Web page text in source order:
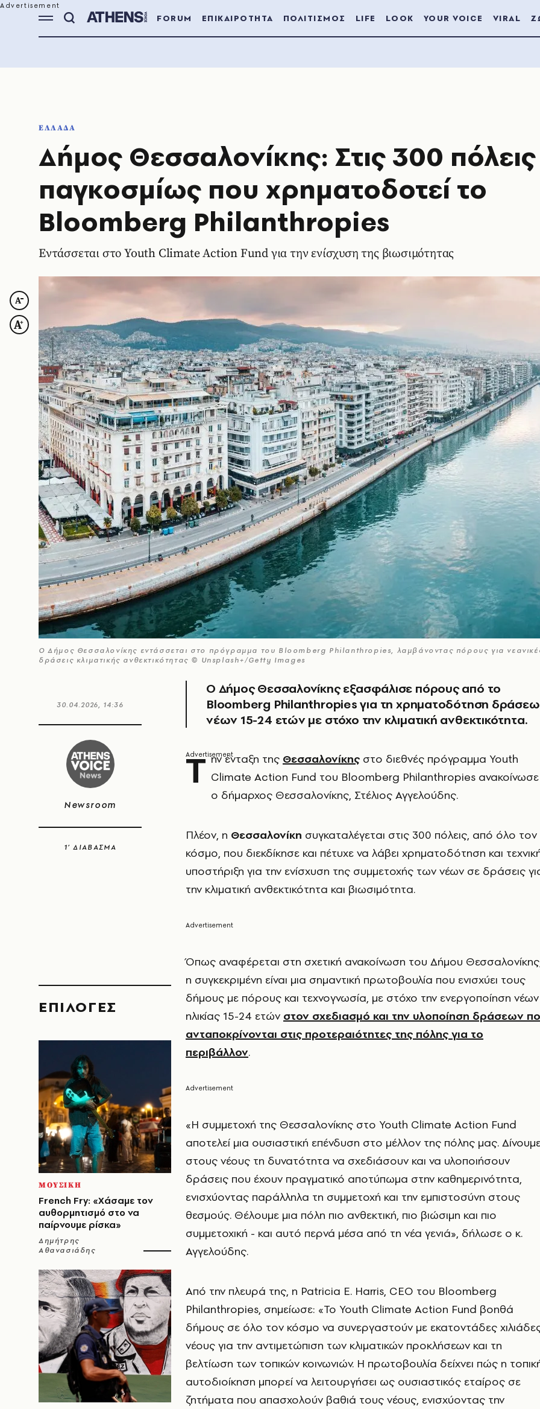
FORUM ΕΠΙΚΑΙΡΟΤΗΤΑ ΠΟΛΙΤΙΣΜΟΣ LIFE LOOK YOUR VOICE VIRAL
ΕΛΛΑΔΑ
Δήμος Θεσσαλονίκης: Στις 300 πόλεις
παγκοσμίως που χρηματοδοτεί το
Bloomberg Philanthropies
Εντάσσεται στο Youth Climate Action Fund για την ενίσχυση της βιωσιμότητας
Ο Δήμος Θεσσαλονίκης εντάσσεται στο πρόγραμμα του Bloomberg Philanthropies, λαμβάνοντας πόρους για
δράσεις κλιματικής ανθεκτικότητας © Unsplash+/Getty Images
30.04.2026, 14:36
Newsroom
1’ ΔΙΑΒΑΣΜΑ
EΠΙΛΟΓΈΣ
ΜΟΥΣΙΚΗ
French Fry: «Χάσαμε τον
αυθορμητισμό στο να
παίρνουμε ρίσκα»
Δημήτρης
Αθανασιάδης
Ο Δήμος Θεσσαλονίκης εξασφάλισε πόρους από το
Bloomberg Philanthropies για τη χρηματοδότηση
νέων 15-24 ετών με στόχο την κλιματική ανθεκτικότητα.
Τ ην ένταξη της Θεσσαλονίκης στο διεθνές πρόγραμμα Youth
Climate Action Fund του Bloomberg Philanthropies ανακοίνωσε
ο δήμαρχος Θεσσαλονίκης, Στέλιος Αγγελούδης.
Πλέον, η Θεσσαλονίκη συγκαταλέγεται στις 300 πόλεις, από όλο τον
κόσμο, που διεκδίκησε και πέτυχε να λάβει χρηματοδότηση και
υποστήριξη για την ενίσχυση της συμμετοχής των νέων σε δράσεις
την κλιματική ανθεκτικότητα και βιωσιμότητα.
Όπως αναφέρεται στη σχετική ανακοίνωση του Δήμου
η συγκεκριμένη είναι μια σημαντική πρωτοβουλία που ενισχύει τους
δήμους με πόρους και τεχνογνωσία, με στόχο την ενεργοποίηση νέων
ηλικίας 15-24 ετών στον σχεδιασμό και την υλοποίηση δράσεων
ανταποκρίνονται στις προτεραιότητες της πόλης για το
περιβάλλον.
«Η συμμετοχή της Θεσσαλονίκης στο Youth Climate Action Fund
αποτελεί μια ουσιαστική επένδυση στο μέλλον της πόλης μας.
στους νέους τη δυνατότητα να σχεδιάσουν και να υλοποιήσουν
δράσεις που έχουν πραγματικό αποτύπωμα στην καθημερινότητα,
ενισχύοντας παράλληλα τη συμμετοχή και την εμπιστοσύνη στους
θεσμούς. Θέλουμε μια πόλη πιο ανθεκτική, πιο βιώσιμη και πιο
συμμετοχική - και αυτό περνά μέσα από τη νέα γενιά», δήλωσε ο κ.
Αγγελούδης.
Από την πλευρά της, η Patricia E. Harris, CEO του Bloomberg
Philanthropies, σημείωσε: «Το Youth Climate Action Fund βοηθά
δήμους σε όλο τον κόσμο να συνεργαστούν με εκατοντάδες
νέους για την αντιμετώπιση των κλιματικών προκλήσεων και τη
βελτίωση των τοπικών κοινωνιών. Η πρωτοβουλία δείχνει πώς η
αυτοδιοίκηση μπορεί να λειτουργήσει ως ουσιαστικός εταίρος σε
ζητήματα που απασχολούν βαθιά τους νέους, ενισχύοντας την